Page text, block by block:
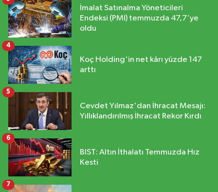
İmalat Satınalma Yöneticileri
Endeksi (PMI) temmuzda 47,7'ye
oldu
Koç Holding'in net kârı yüzde 147
arttı
4
Cevdet Yılmaz'dan İhracat Mesajı:
Yıllıklandırılmış İhracat Rekor Kırdı
5
BIST: Altın İthalatı Temmuzda Hız
Kesti
6
7